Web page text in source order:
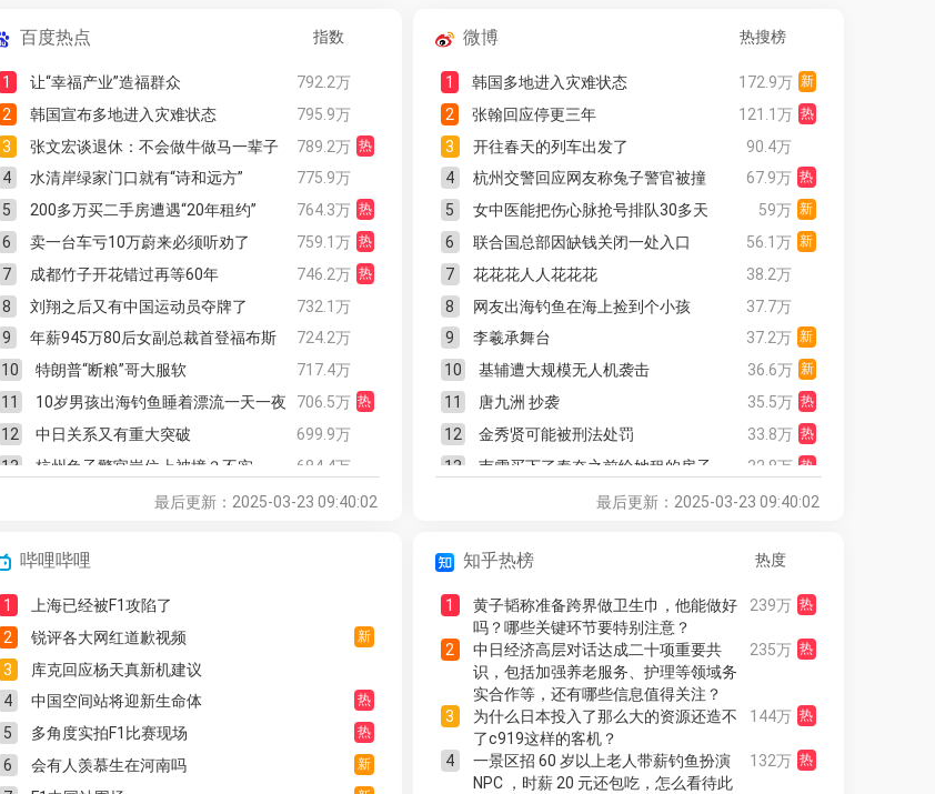
百度热点 指数
1 让“幸福产业”造福群众
792.2万
2
韩国宣布多地进入灾难状态
795.9万
3
张文宏谈退休：不会做牛做马一辈子 789.2万 热
4 水清岸绿家门口就有“诗和远方”
775.9万
5
200多万买二手房遭遇“20年租约” 764.3万 热
6 卖一台车亏10万蔚来必须听劝了 759.1万 热
7 成都竹子开花错过再等60年 746.2万 热
8 刘翔之后又有中国运动员夺牌了
732.1万
9
年薪945万80后女副总裁首登福布斯
724.2万
10
特朗普“断粮”哥大服软
717.4万
11
10岁男孩出海钓鱼睡着漂流一天一夜 706.5万 热
12 中日关系又有重大突破
699.9万
13
杭州兔子警官岗位上被撞？不实
684.4万
轿车撞路墩自燃的哥和乘客救出4人
674.5万
16
胜利油田探明超亿吨页岩油储量
17
“大西方”已死中日韩关系会重启吗
18
拼多多：没考好的优等生仍旧被偏爱
19
AI换脸拟声深度伪造的迷局何时能解
20
联合国总部因缺钱关闭一处入口
21
美商：高关税无法阻止我从中国订货
22
西江梧州段被投放电池？官方回应
23
省纪委书记披露：10人主动投案
最后更新：2025-03-23 09:40:02
微博 热搜榜
1 韩国多地进入灾难状态 172.9万 新
2 张翰回应停更三年 121.1万 热
3 开往春天的列车出发了
90.4万
4
杭州交警回应网友称兔子警官被撞 67.9万 热
5 女中医能把伤心脉抢号排队30多天 59万 新
6 联合国总部因缺钱关闭一处入口 56.1万 新
7 花花花人人花花花
38.2万
8
网友出海钓鱼在海上捡到个小孩
37.7万
9
李羲承舞台 37.2万 新
10 基辅遭大规模无人机袭击 36.6万 新
11 唐九洲 抄袭 35.5万 热
12 金秀贤可能被刑法处罚 33.8万 热
13 韦雪买下了秦奋之前给她租的房子 32.8万 热
背头还得是张柏芝 32.6万 新
16 日本连锁店承认味噌汤中混入老鼠尸体
32.3万
17
石矶娘娘来hi6了
曝金秀贤超越N号房新料提示
19
孙俪把老师打成老公 25.2万 新
汉马首位进场选手拎着热干面就来了
21 以军炸死哈马斯政治局高层夫妇 25万 新
22 4种饿是假饿
24.8万
日本7岁女童被水泥封尸母亲失踪
最后更新：2025-03-23 09:40:02
哔哩哔哩
1
上海已经被F1攻陷了
2
锐评各大网红道歉视频 新
3
库克回应杨天真新机建议
4
中国空间站将迎新生命体 热
5 多角度实拍F1比赛现场 热
6 会有人羡慕生在河南吗 新
知乎热榜 热度
1
黄子韬称准备跨界做卫生巾，他能做好
吗？哪些关键环节要特别注意？
239万 热
2
中日经济高层对话达成二十项重要共
识，包括加强养老服务、护理等领域务
实合作等，还有哪些信息值得关注？
235万 热
3
为什么日本投入了那么大的资源还造不
了c919这样的客机？
144万 热
4
一景区招 60 岁以上老人带薪钓鱼扮演
NPC ，时薪 20 元还包吃，怎么看待此
132万 热